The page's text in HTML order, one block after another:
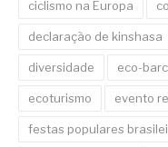
ciclismo na Europa
declaração de kinshasa
diversidade eco-
ecoturismo evento
festas populares